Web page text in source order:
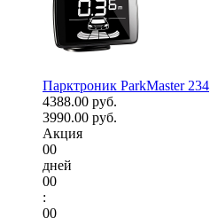
Парктроник ParkMaster 234
4388.00 руб.
3990.00 руб.
Акция
00
дней
00
:
00